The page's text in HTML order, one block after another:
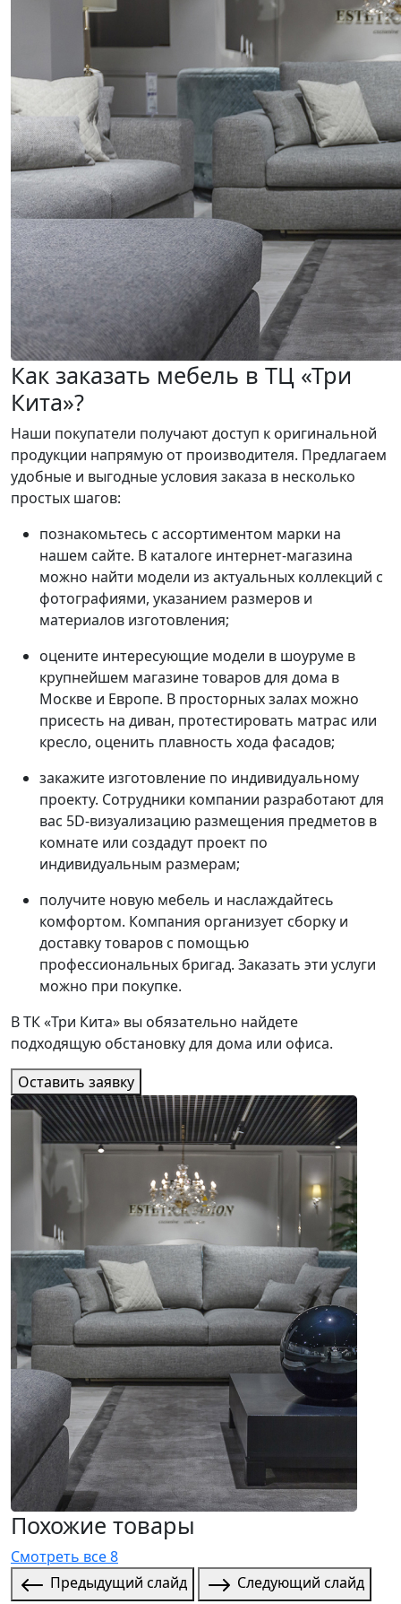
Как заказать мебель в ТЦ «Три
Кита»?
Наши покупатели получают доступ к оригинальной
продукции напрямую от производителя. Предлагаем
удобные и выгодные условия заказа в несколько
простых шагов:
познакомьтесь с ассортиментом марки на
нашем сайте. В каталоге интернет-магазина
можно найти модели из актуальных коллекций с
фотографиями, указанием размеров и
материалов изготовления;
оцените интересующие модели в шоуруме в
крупнейшем магазине товаров для дома в
Москве и Европе. В просторных залах можно
присесть на диван, протестировать матрас или
кресло, оценить плавность хода фасадов;
закажите изготовление по индивидуальному
проекту. Сотрудники компании разработают для
вас 5D-визуализацию размещения предметов в
комнате или создадут проект по
индивидуальным размерам;
получите новую мебель и наслаждайтесь
комфортом. Компания организует сборку и
доставку товаров с помощью
профессиональных бригад. Заказать эти услуги
можно при покупке.
В ТК «Три Кита» вы обязательно найдете
подходящую обстановку для дома или офиса.
Оставить заявку
Похожие товары
Смотреть все 8
Предыдущий слайд
Следующий слайд